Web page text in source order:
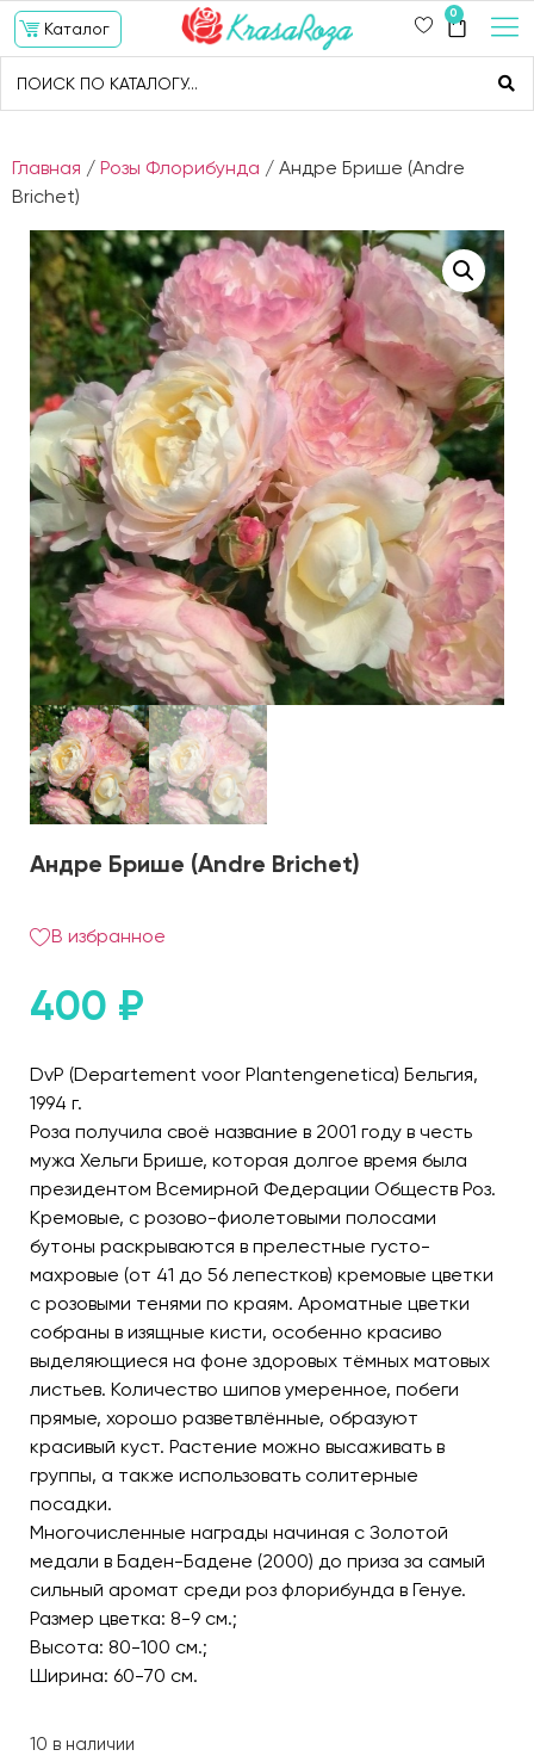
Каталог
0
Главная / Розы Флорибунда / Андре Брише (Andre
Brichet)
Андре Брише (Andre Brichet)
В избранное
400 ₽
DvP (Departement voor Plantengenetica) Бельгия,
1994 г.
Роза получила своё название в 2001 году в честь
мужа Хельги Брише, которая долгое время была
президентом Всемирной Федерации Обществ Роз.
Кремовые, с розово-фиолетовыми полосами
бутоны раскрываются в прелестные густо-
махровые (от 41 до 56 лепестков) кремовые цветки
с розовыми тенями по краям. Ароматные цветки
собраны в изящные кисти, особенно красиво
выделяющиеся на фоне здоровых тёмных матовых
листьев. Количество шипов умеренное, побеги
прямые, хорошо разветвлённые, образуют
красивый куст. Растение можно высаживать в
группы, а также использовать солитерные
посадки.
Многочисленные награды начиная с Золотой
медали в Баден-Бадене (2000) до приза за самый
сильный аромат среди роз флорибунда в Генуе.
Размер цветка: 8-9 см.;
Высота: 80-100 см.;
Ширина: 60-70 см.
10 в наличии